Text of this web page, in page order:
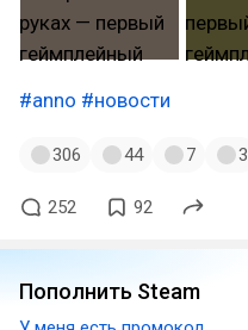
#anno #новости
306 44 7 3
252 92
Пополнить Steam